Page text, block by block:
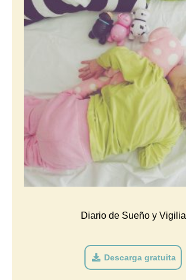
Diario de Sueño y Vigilia
Descarga gratuita